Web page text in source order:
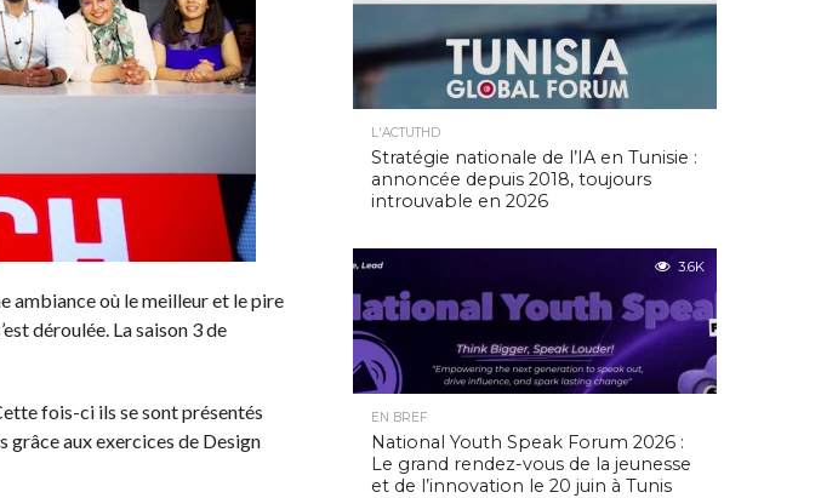
ambiance où le meilleur et le pire
déroulée. La saison 3 de
fois-ci ils se sont présentés
grâce aux exercices de Design
L'ACTUTHD
Stratégie nationale de l’IA en Tunisie :
annoncée depuis 2018, toujours
introuvable en 2026
3.6K
EN BREF
National Youth Speak Forum 2026 :
Le grand rendez-vous de la jeunesse
et de l’innovation le 20 juin à Tunis